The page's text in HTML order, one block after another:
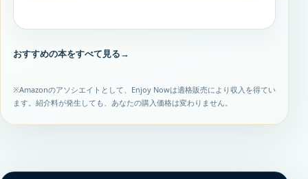
おすすめの本をすべて見る→
※Amazonのアソシエイトとして、Enjoy Nowは適格販売により収入を得てい
ます。紹介料が発生しても、あなたの購入価格は変わりません。